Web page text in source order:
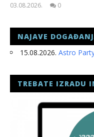
03.08.2026.
0
NAJAVE
15.08.2026. Astro
TREBATE IZRADU